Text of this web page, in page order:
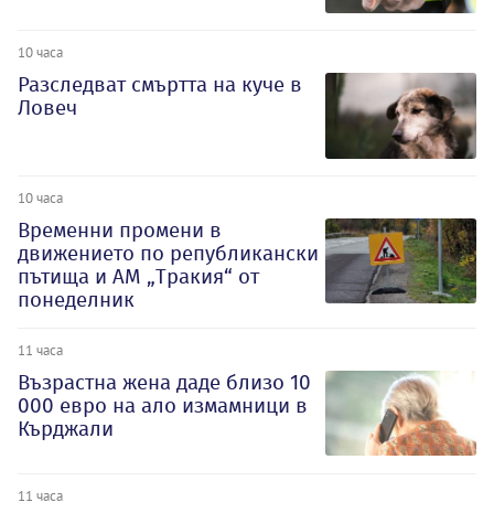
10 часа
Разследват смъртта на куче в
Ловеч
10 часа
Временни промени в
движението по републикански
пътища и АМ „Тракия“ от
понеделник
11 часа
Възрастна жена даде близо 10
000 евро на ало измамници в
Кърджали
11 часа